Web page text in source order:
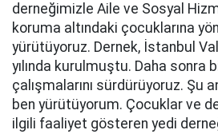
derneğimizle Aile ve Sosyal
koruma altındaki çocuklarına
yürütüyoruz. Dernek, İstanbul
yılında kurulmuştu. Daha sonra
çalışmalarını sürdürüyoruz. Şu
ben yürütüyorum. Çocuklar ve
ilgili faaliyet gösteren yedi